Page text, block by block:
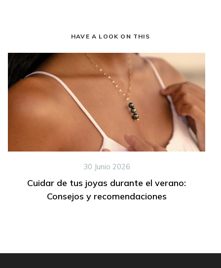
HAVE A LOOK ON THIS
30 Junio 2026
Cuidar de tus joyas durante el verano:
Consejos y recomendaciones